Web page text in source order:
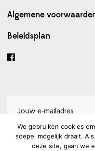
Algemene
Beleidsplan
Schrijf je in
We gebruiken cookies
soepel mogelijk draait.
deze site, gaan we